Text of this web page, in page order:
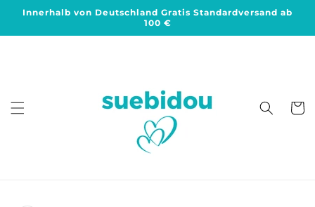
zum
Innerhalb von Deutschland Gratis Standardversand ab
100 €